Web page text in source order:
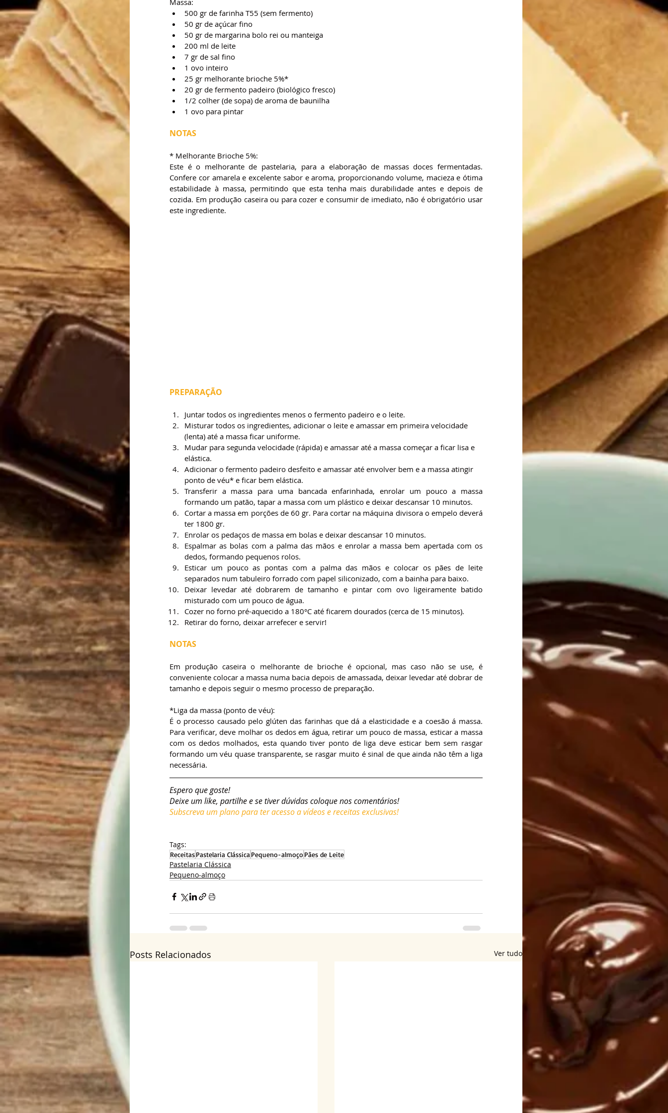
500 gr de farinha T55 (sem fermento)
50 gr de açúcar fino
50 gr de margarina bolo rei ou manteiga
200 ml de leite
7 gr de sal fino
1 ovo inteiro
25 gr melhorante brioche 5%*
20 gr de fermento padeiro (biológico fresco)
1/2 colher (de sopa) de aroma de baunilha
1 ovo para pintar
NOTAS
* Melhorante Brioche 5%:
Este é o melhorante de pastelaria, para a elaboração de massas doces fermentadas.
Confere cor amarela e excelente sabor e aroma, proporcionando volume, macieza e ótima
estabilidade à massa, permitindo que esta tenha mais durabilidade antes e depois de
cozida. Em produção caseira ou para cozer e consumir de imediato, não é obrigatório usar
este ingrediente.
PREPARAÇÃO
Juntar todos os ingredientes menos o fermento padeiro e o leite.
Misturar todos os ingredientes, adicionar o leite e amassar em primeira velocidade
(lenta) até a massa ficar uniforme.
Mudar para segunda velocidade (rápida) e amassar até a massa começar a ficar lisa e
elástica.
Adicionar o fermento padeiro desfeito e amassar até envolver bem e a massa atingir
ponto de véu* e ficar bem elástica.
Transferir a massa para uma bancada enfarinhada, enrolar um pouco a massa
formando um patão, tapar a massa com um plástico e deixar descansar 10 minutos.
Cortar a massa em porções de 60 gr. Para cortar na máquina divisora o empelo deverá
ter 1800 gr.
Enrolar os pedaços de massa em bolas e deixar descansar 10 minutos.
Espalmar as bolas com a palma das mãos e enrolar a massa bem apertada com os
dedos, formando pequenos rolos.
Esticar um pouco as pontas com a palma das mãos e colocar os pães de leite
separados num tabuleiro forrado com papel siliconizado, com a bainha para baixo.
Deixar levedar até dobrarem de tamanho e pintar com ovo ligeiramente batido
misturado com um pouco de água.
Cozer no forno pré-aquecido a 180°C até ficarem dourados (cerca de 15 minutos).
Retirar do forno, deixar arrefecer e servir!
NOTAS
Em produção caseira o melhorante de brioche é opcional, mas caso não se use, é
conveniente colocar a massa numa bacia depois de amassada, deixar levedar até dobrar de
tamanho e depois seguir o mesmo processo de preparação.
*Liga da massa (ponto de véu):
É o processo causado pelo glúten das farinhas que dá a elasticidade e a coesão á massa.
Para verificar, deve molhar os dedos em água, retirar um pouco de massa, esticar a massa
com os dedos molhados, esta quando tiver ponto de liga deve esticar bem sem rasgar
formando um véu quase transparente, se rasgar muito é sinal de que ainda não têm a liga
necessária.
Espero que goste!
Deixe um like, partilhe e se tiver dúvidas coloque nos comentários!
Subscreva um plano para ter acesso a vídeos e receitas exclusivas!
Tags:
ReceitasPastelaria Clássica Pequeno-almoço Pães de Leite
Pastelaria Clássica
Pequeno-almoço
Posts Relacionados Ver tudo